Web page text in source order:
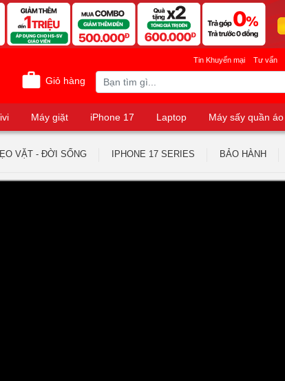
Giỏ hàng
Tin Khuyến mại Tư vấn
Máy giặt iPhone 17 Laptop
Máy sấy quần áo
VẶT - ĐỜI SỐNG IPHONE 17 SERIES BẢO HÀNH